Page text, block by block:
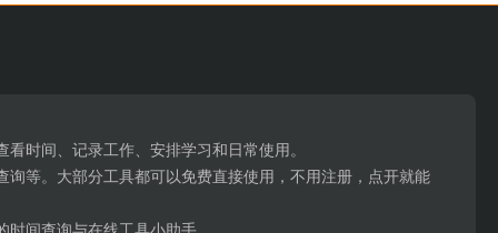
时间、记录工作、安排学习和日常使用。
等。大部分工具都可以免费直接使用，不用注册，点开就能
间查询与在线工具小助手。